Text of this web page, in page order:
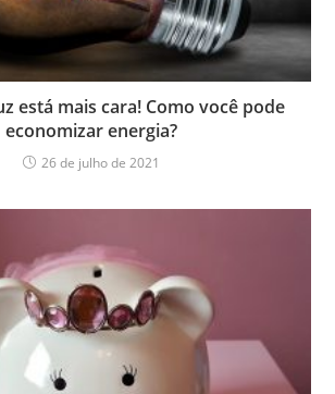
está mais cara! Como você pode
economizar energia?
26 de julho de 2021